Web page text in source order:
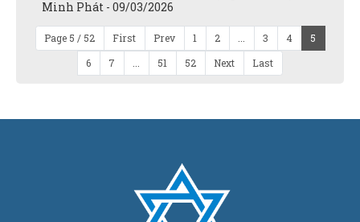
Minh Phát - 09/03/2026
Page 5 / 52 First Prev 1 2 3 4
5
6
7 51 52 Next Last